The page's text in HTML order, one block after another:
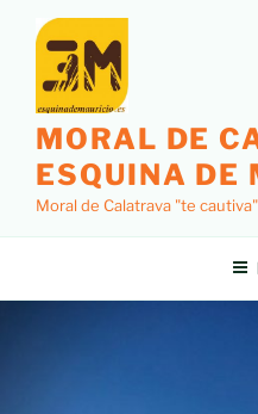
MORAL DE
ESQUINA DE
Moral de Calatrava "te cautiva"